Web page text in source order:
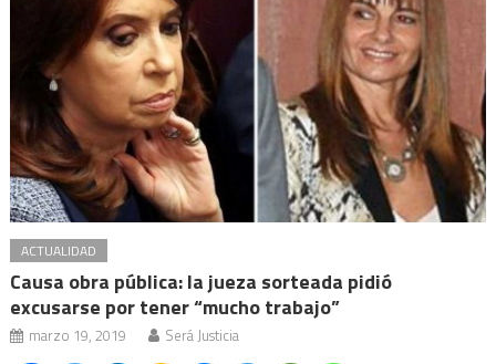
ACTUALIDAD
Causa obra pública: la jueza sorteada pidió
excusarse por tener “mucho trabajo”
marzo 19, 2019 Será Justicia